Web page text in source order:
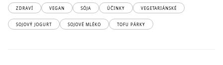
ZDRAVÍ VEGAN SÓJA ÚČINKY VEGETARIÁNSKÉ
SOJOVÝ JOGURT SOJOVÉ MLÉKO TOFU PÁRKY